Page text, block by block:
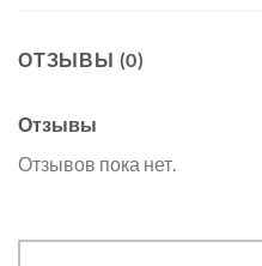
ОТЗЫВЫ (0)
Отзывы
Отзывов пока нет.